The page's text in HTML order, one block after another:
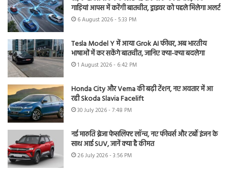
गाड़ियां आपस में करेंगी बातचीत, ड्राइवर को पहले मिलेगा अलर्ट
6 August 2026 - 5:33 PM
Tesla Model Y में आया Grok AI फीचर, अब भारतीय
भाषाओं में कर सकेंगे बातचीत, जानिए क्या-क्या बदलेगा
1 August 2026 - 6:42 PM
Honda City और Verna की बढ़ी टेंशन, नए अवतार में आ
रही Skoda Slavia Facelift
30 July 2026 - 7:48 PM
नई मारुति ब्रेजा फेसलिफ्ट लॉन्च, नए फीचर्स और टर्बो इंजन के
साथ आई SUV, जानें क्या है कीमत
26 July 2026 - 3:56 PM